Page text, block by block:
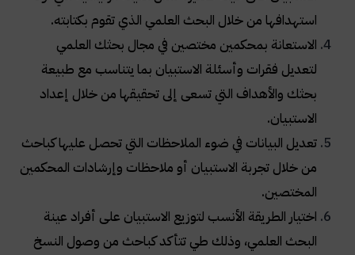
استهدافها من خلال البحث العلمي الذي تقوم بكتابته.
الاستعانة بمحكمين مختصين في مجال بحثك العلمي
لتعديل فقرات وأسئلة الاستبيان بما يتناسب مع طبيعة
بحثك والأهداف التي تسعى إلى تحقيقها من خلال إعداد
الاستبيان.
تعديل البيانات في ضوء الملاحظات التي تحصل عليها كباحث
من خلال تجربة الاستبيان أو ملاحظات وإرشادات المحكمين
المختصين.
اختيار الطريقة الأنسب لتوزيع الاستبيان على أفراد عينة
البحث العلمي، وذلك طي تتأكد كباحث من وصول النسخ